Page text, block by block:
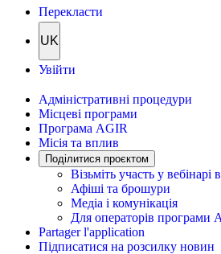
Перекласти
UK
Увійти
Адміністративні процедури
Місцеві програми
Програма AGIR
Місія та вплив
Поділитися проєктом
Візьміть участь у вебінарі
Афіші та брошури
Медіа і комунікація
Для операторів програми
Partager l'application
Підписатися на розсилку новин